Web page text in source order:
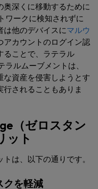
奥深くに移動するために
ワークに検知されずに
は他のデバイスにマルウ
アカウントのログイン認
ることで、ラテラル
ラルムーブメントは、
な資産を侵害しようとす
行されることもありま
（ゼロスタン
ット
は、以下の通りです。
クを軽減